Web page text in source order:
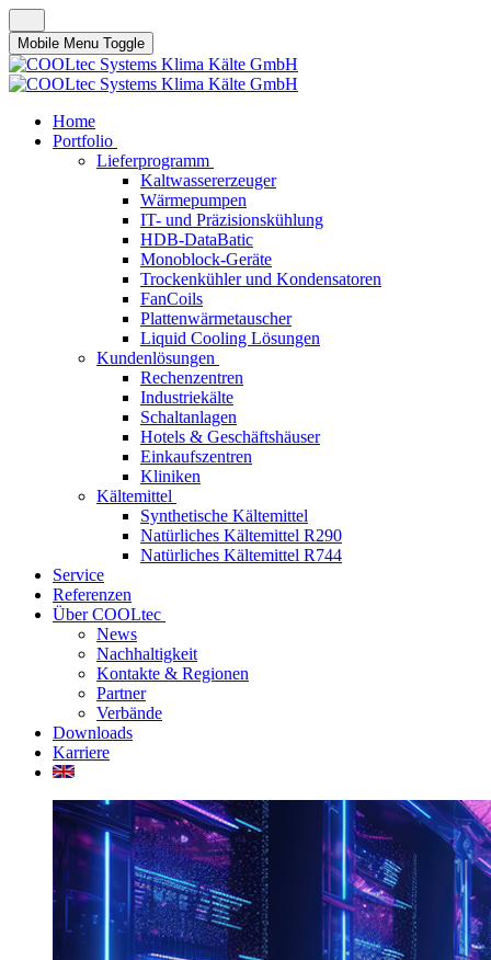
Mobile Menu Toggle
Home
Portfolio
Lieferprogramm
Kaltwassererzeuger
Wärmepumpen
IT- und Präzisionskühlung
HDB-DataBatic
Monoblock-Geräte
Trockenkühler und Kondensatoren
FanCoils
Plattenwärmetauscher
Liquid Cooling Lösungen
Kundenlösungen
Rechenzentren
Industriekälte
Schaltanlagen
Hotels & Geschäftshäuser
Einkaufszentren
Kliniken
Kältemittel
Synthetische Kältemittel
Natürliches Kältemittel R290
Natürliches Kältemittel R744
Service
Referenzen
Über COOLtec
News
Nachhaltigkeit
Kontakte & Regionen
Partner
Verbände
Downloads
Karriere